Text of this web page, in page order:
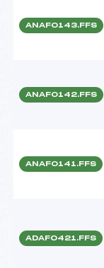
ANAF0143.FFS
ANAF0142.FFS
ANAF0141.FFS
ADAF0421.FFS